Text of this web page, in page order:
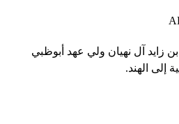
زايد آل نهيان ولي عهد أبوظبي
إلى الهند.